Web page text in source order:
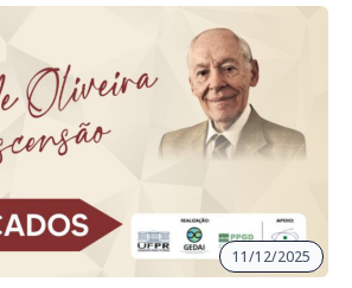
11/12/2025